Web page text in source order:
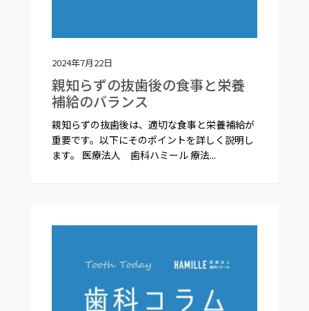
2024年7月22日
親知らずの抜歯後の食事と栄養
補給のバランス
親知らずの抜歯後は、適切な食事と栄養補給が
重要です。以下にそのポイントを詳しく説明し
ます。 医療法人 歯科ハミール 療法...